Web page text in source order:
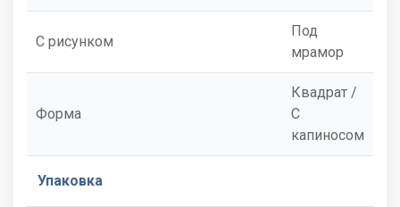
С рисунком
Под
мрамор
Форма
Квадрат /
С
капиносом
Упаковка